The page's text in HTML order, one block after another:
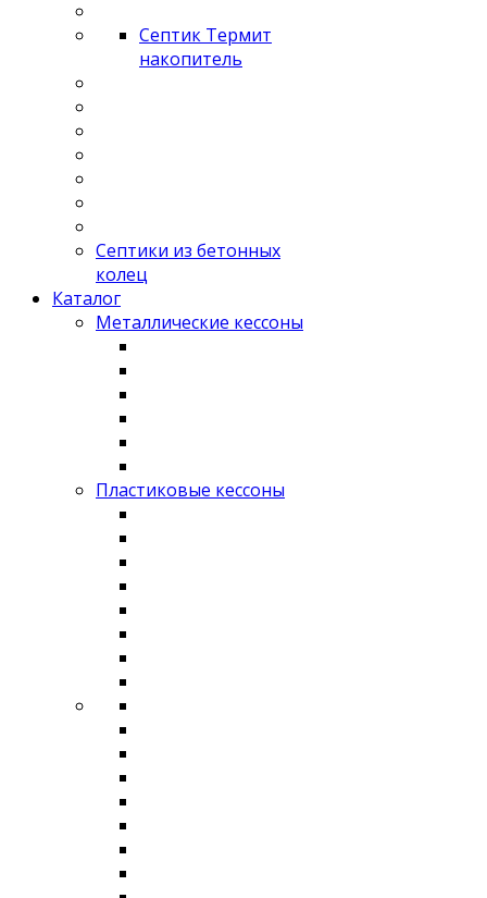
Септик Термит
накопитель
Септики из бетонных
колец
Каталог
Металлические кессоны
Пластиковые кессоны